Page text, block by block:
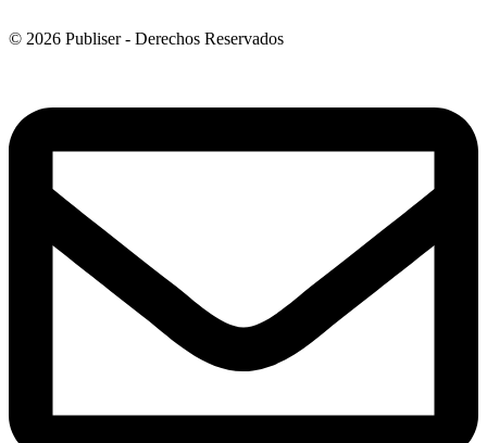
© 2026 Publiser - Derechos Reservados